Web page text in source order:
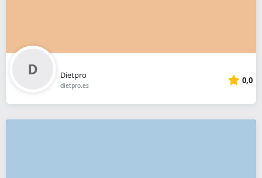
Dietpro
dietpro.es 0,0